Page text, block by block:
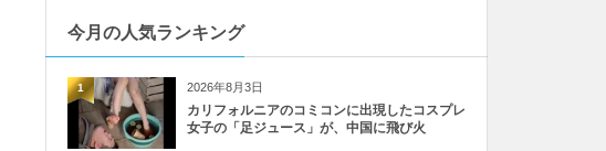
今月の人気ランキング
2026年8月3日
カリフォルニアのコミコンに出現したコスプレ
女子の「足ジュース」が、中国に飛び火
1